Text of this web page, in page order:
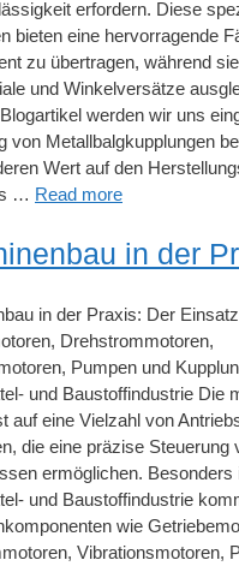
erfordern. Diese
bieten eine hervorragende
zu übertragen, während
und Winkelversätze
werden wir uns
von Metallbalgkupplungen
Wert auf den
… Read more
in der
in der Praxis: Der
Drehstrommotoren,
Pumpen und
und Baustoffindustrie Die
auf eine Vielzahl von
die eine präzise Steuerung
ermöglichen. Besonders
und Baustoffindustrie
wie
Vibrationsmotoren,